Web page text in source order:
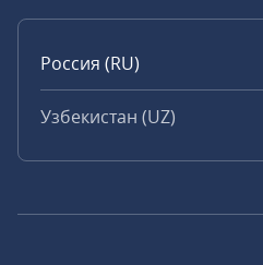
Россия (RU)
Узбекистан (UZ)